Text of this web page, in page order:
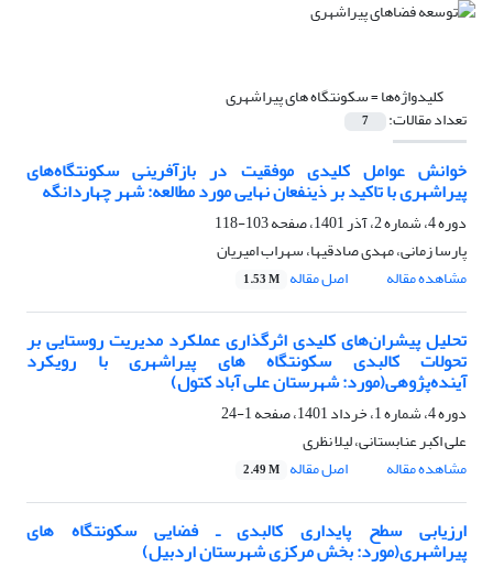
کلیدواژه‌ها =سکونتگاه های پیراشهری
تعداد مقالات: 7
خوانش عوامل کلیدی موفقیت در باز‌آفرینی سکونتگاه‌های
پیراشهری با تاکید بر ذینفعان نهایی مورد مطالعه: شهر چهاردانگه
دوره 4، شماره 2، آذر 1401، صفحه
103-118
پارسا زمانی، مهدی صادقیها، سهراب امیریان
مشاهده مقاله
اصل مقاله 1.53 M
تحلیل پیشران‌های کلیدی اثرگذاری عملکرد مدیریت روستایی بر
تحولات کالبدی سکونتگاه های پیراشهری با رویکرد
آینده‌پژوهی(مورد: شهرستان علی آباد کتول)
دوره 4، شماره 1، خرداد 1401، صفحه
1-24
علی اکبر عنابستانی، لیلا نظری
مشاهده مقاله
اصل مقاله 2.49 M
ارزیابی سطح پایداری کالبدی ـ فضایی سکونتگاه های
پیراشهری(مورد: بخش مرکزی شهرستان اردبیل)